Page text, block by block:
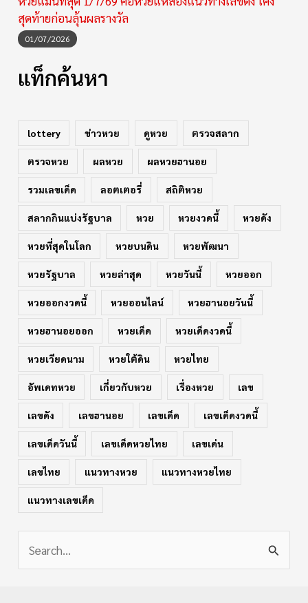
สุดท้ายก่อนลุ้นผลรางวัล
01/07/2026
แท็กค้นหา
lottery ข่าวหวย ดูหวย ตรวจสลาก
ตรวจหวย ผลหวย ผลหวยฮานอย
รวมเลขเด็ด ลอตเตอรี่ สถิติหวย
สลากกินแบ่งรัฐบาล หวย หวยงวดนี้ หวยดัง
หวยที่สุดในโลก หวยบนดิน หวยพัฒนา
หวยรัฐบาล หวยล่าสุด หวยวันนี้ หวยออก
หวยออกงวดนี้ หวยออนไลน์ หวยฮานอยวันนี้
หวยฮานอยออก หวยเด็ด หวยเด็ดงวดนี้
หวยเวียดนาม หวยใต้ดิน หวยไทย
อัพเดทหวย เกี่ยวกับหวย เรื่องหวย เลข
เลขดัง เลขฮานอย เลขเด็ด เลขเด็ดงวดนี้
เลขเด็ดวันนี้ เลขเด็ดหวยไทย เลขเด่น
เลขไทย แนวทางหวย แนวทางหวยไทย
แนวทางเลขเด็ด